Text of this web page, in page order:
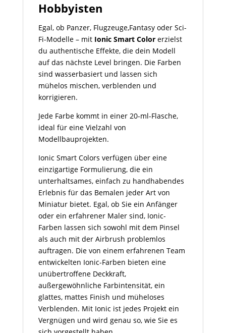
Hobbyisten
Egal, ob Panzer, Flugzeuge,Fantasy oder Sci-
Fi-Modelle – mit Ionic Smart Colorerzielst
du authentische Effekte, die dein Modell
auf das nächste Level bringen. Die Farben
sind wasserbasiert und lassen sich
mühelos mischen, verblenden und
korrigieren.
Jede Farbe kommt in einer 20-ml-Flasche,
ideal für eine Vielzahl von
Modellbauprojekten.
Ionic Smart Colors verfügen über eine
einzigartige Formulierung, die ein
unterhaltsames, einfach zu handhabendes
Erlebnis für das Bemalen jeder Art von
Miniatur bietet. Egal, ob Sie ein Anfänger
oder ein erfahrener Maler sind, Ionic-
Farben lassen sich sowohl mit dem Pinsel
als auch mit der Airbrush problemlos
auftragen. Die von einem erfahrenen Team
entwickelten Ionic-Farben bieten eine
unübertroffene Deckkraft,
außergewöhnliche Farbintensität, ein
glattes, mattes Finish und müheloses
Verblenden. Mit Ionic ist jedes Projekt ein
Vergnügen und wird genau so, wie Sie es